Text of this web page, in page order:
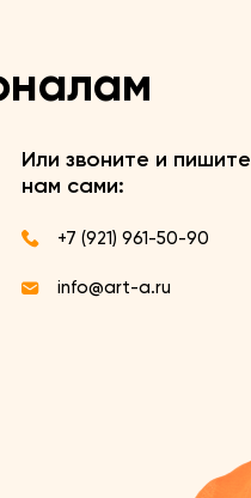
Или звоните и пишите
нам сами:
+7 (921) 961-50-90
info@art-a.ru